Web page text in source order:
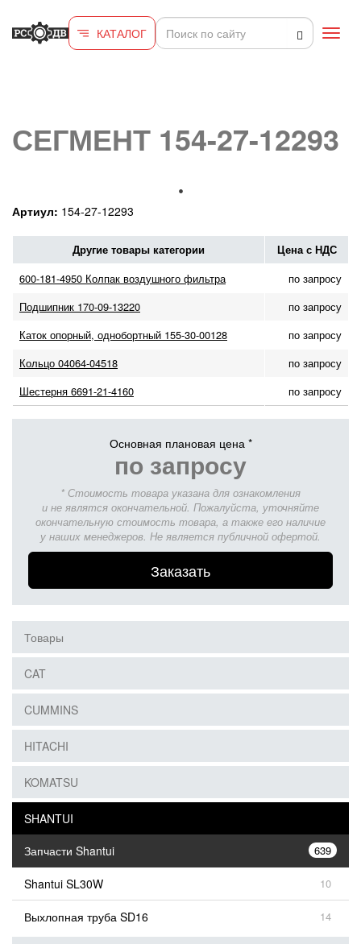
КАТАЛОГ
СЕГМЕНТ 154-27-12293
Артиул: 154-27-12293
Другие товары категории Цена с НДС
600-181-4950 Колпак воздушного фильтра
по запросу
Подшипник 170-09-13220
по запросу
Каток опорный, однобортный 155-30-00128
по запросу
Кольцо 04064-04518
по запросу
Шестерня 6691-21-4160
по запросу
Основная плановая цена *
по запросу
* Стоимость товара указана для ознакомления
и не являтся окончательной. Пожалуйста, уточняйте
окончательную стоимость товара, а также его наличие
у наших менеджеров. Не является публичной офертой.
Заказать
Товары
CAT
CUMMINS
HITACHI
KOMATSU
SHANTUI
Запчасти Shantui
639
Shantui SL30W 10
Выхлопная труба SD16 14